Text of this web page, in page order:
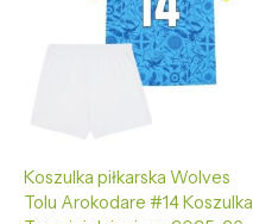
Koszulka piłkarska Wolves
Tolu Arokodare #14 Koszulka